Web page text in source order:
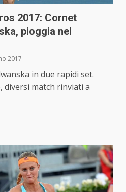
2017: Cornet
pioggia nel
2017
in due rapidi set.
diversi match rinviati a